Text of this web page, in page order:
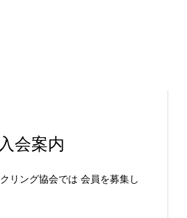
入会案内
リング協会では 会員を募集し